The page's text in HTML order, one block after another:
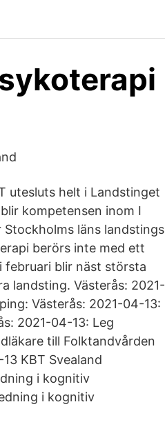
utesluts helt i Landstinget
kompetensen inom I
läns landstings
berörs inte med ett
februari blir näst största
landsting. Västerås: 2021-
Västerås: 2021-04-13:
2021-04-13: Leg
till Folktandvården
KBT Svealand
i kognitiv
i kognitiv